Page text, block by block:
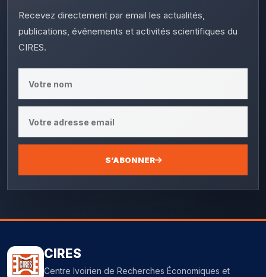
Recevez directement par email les actualités,
publications, événements et activités scientifiques du
CIRES.
S’ABONNER
CIRES
Centre Ivoirien de Recherches Économiques et